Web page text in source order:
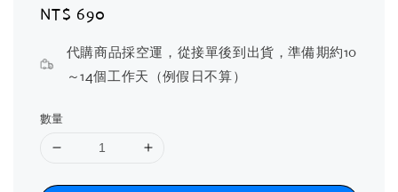
Regular
NT$ 690
代購商品採空運，從接單後到出貨，準備期約10
～14個工作天（例假日不算）
數量